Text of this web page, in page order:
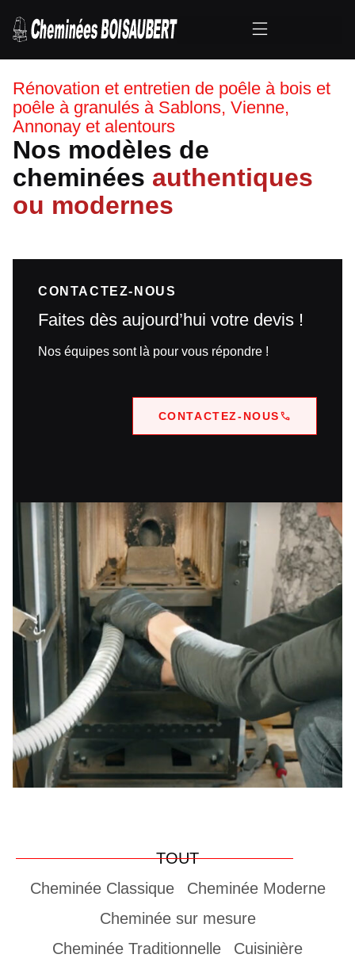
Rénovation et entretien de poêle à bois et
poêle à granulés à Sablons, Vienne,
Annonay et alentours
Nos modèles de
cheminées authentiques
ou modernes
CONTACTEZ-NOUS
Faites dès aujourd’hui votre devis !
Nos équipes sont là pour vous répondre !
CONTACTEZ-NOUS
Cheminée Classique
Cheminée Moderne
Cheminée sur mesure
Cheminée Traditionnelle
Cuisinière
TOUT